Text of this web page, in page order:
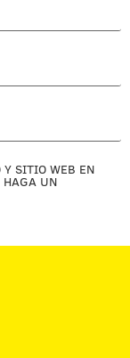
Y SITIO WEB EN
HAGA UN